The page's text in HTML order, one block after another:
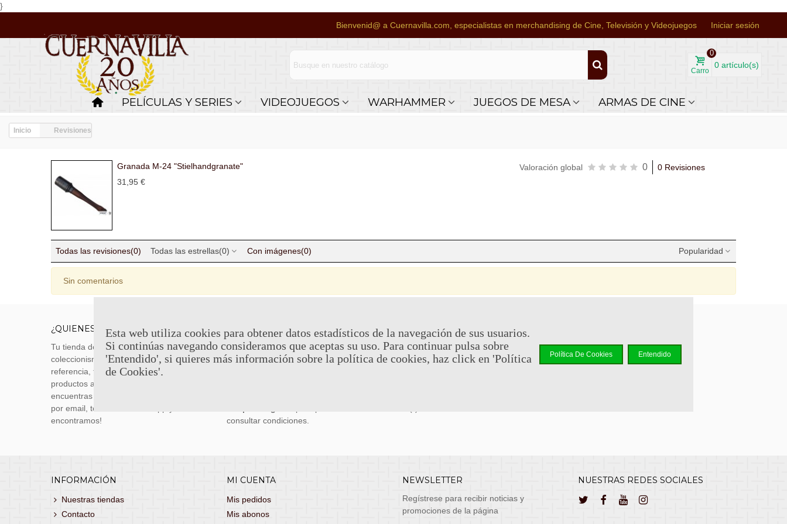
}
Bienvenid@ a Cuernavilla.com, especialistas en merchandising de Cine, Televisión y Videojuegos Iniciar sesión
Carro
0
0 artículo(s)
PELÍCULAS Y SERIES VIDEOJUEGOS WARHAMMER JUEGOS DE MESA ARMAS DE CINE
Inicio Revisiones
Granada M-24 "Stielhandgranate"
31,95 €
Valoración global 0 0 Revisiones
Todas las revisiones(0) Todas las estrellas(0) Con imágenes(0) Popularidad
Sin comentarios
¿QUIENES SOMOS?
Tu tienda de merchandising, artículos de
coleccionismo y réplicas históricas de
referencia, tenemos una gran variedad de
productos a los mejores precios. Si no
encuentras lo que buscas, danos un toque
por email, teléfono o Whatsapp y te lo
encontramos!
ENVÍOS Y DEVOLUCIONES
Envíos muy económicos en 24h a través de diversos
transportistas, entrega de lunes a viernes no festivos, si
consultar condiciones.
Teléfono y Whatsapp +34 644 110 737
email: atencionalcliente@cuernavilla.com
INFORMACIÓN
Nuestras tiendas
Contacto
MI CUENTA
Mis pedidos
Mis abonos
NEWSLETTER
Regístrese para recibir noticias y
promociones de la página
NUESTRAS REDES SOCIALES
Esta web utiliza cookies para obtener datos estadísticos de la navegación de sus usuarios.
Si continúas navegando consideramos que aceptas su uso. Para continuar pulsa sobre
'Entendido', si quieres más información sobre la política de cookies, haz click en 'Política
de Cookies'.
Política De Cookies Entendido